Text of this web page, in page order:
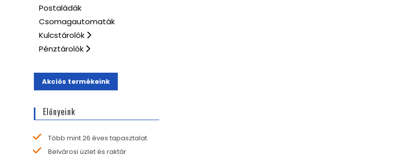
Postaládák
Csomagautomaták
Kulcstárolók
Pénztárolók
Akciós termékeink
Előnyeink
Több mint 26 éves tapasztalat
Belvárosi üzlet és raktár